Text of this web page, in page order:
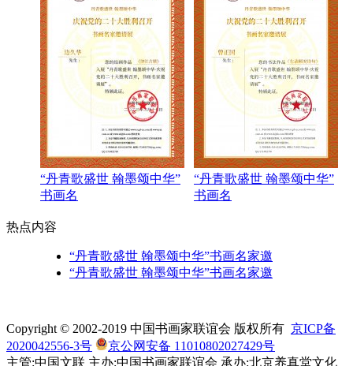
“丹青歌盛世 翰墨颂中华”
书画名
“丹青歌盛世 翰墨颂中华”
书画名
热点内容
“丹青歌盛世 翰墨颂中华”书画名家邀
“丹青歌盛世 翰墨颂中华”书画名家邀
Copyright © 2002-2019 中国书画家联谊会 版权所有 京ICP备
2020042556-3号
京公网安备 11010802027429号
主管:中国文联 主办:中国书画家联谊会 承办:北京养真堂文化